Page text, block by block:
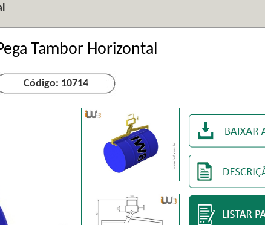
Tambor Horizontal
Código: 10714